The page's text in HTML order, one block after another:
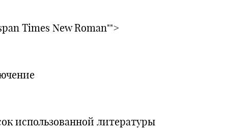
Times New Roman"">
использованной литературы